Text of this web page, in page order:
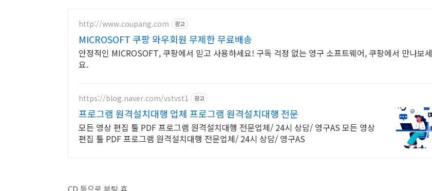
http://www.coupang.com 광고
MICROSOFT 쿠팡 와우회원 무제한 무료배송
안정적인 MICROSOFT, 쿠팡에서 믿고 사용하세요! 구독 걱정 없는 영구 소프트웨어, 쿠팡에서 만나보세
요.
https://blog.naver.com/vstvst1 광고
프로그램 원격설치대행 업체 프로그램 원격설치대행 전문
모든 영상 편집 툴 PDF 프로그램 원격설치대행 전문업체/ 24시 상담/ 영구AS 모든 영상
편집 툴 PDF 프로그램 원격설치대행 전문업체/ 24시 상담/ 영구AS
CD 등으로 부팅 후